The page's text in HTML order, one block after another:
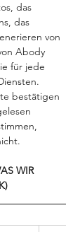
das
das
von
Abody
für jede
bestätigen
WIR